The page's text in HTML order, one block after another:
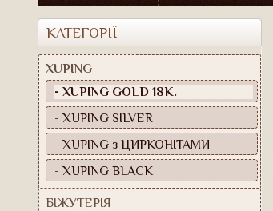
КАТЕГОРІЇ
XUPING
- XUPING GOLD 18К.
- XUPING SILVER
- XUPING з ЦИРКОНІТАМИ
- XUPING BLACK
БІЖУТЕРІЯ